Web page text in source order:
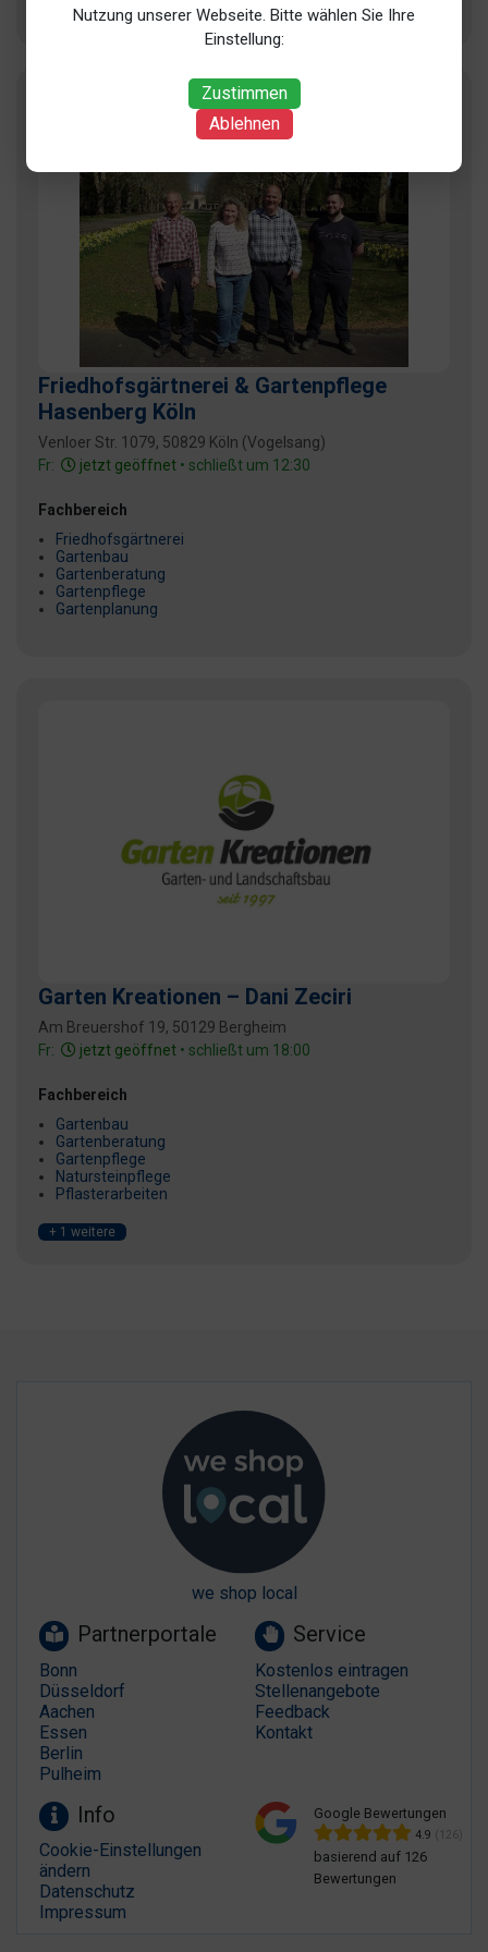
Nutzung unserer Webseite. Bitte wählen Sie Ihre
Einstellung:
Zustimmen
Ablehnen
+ 18 weitere
Friedhofsgärtnerei & Gartenpflege
Hasenberg Köln
Venloer Str. 1079, 50829 Köln (Vogelsang)
Fr:
jetzt geöffnet • schließt um 12:30
Fachbereich
Friedhofsgärtnerei
Gartenbau
Gartenberatung
Gartenpflege
Gartenplanung
Garten Kreationen – Dani Zeciri
Am Breuershof 19, 50129 Bergheim
Fr:
jetzt geöffnet • schließt um 18:00
Fachbereich
Gartenbau
Gartenberatung
Gartenpflege
Natursteinpflege
Pflasterarbeiten
+ 1 weitere
we shop local
Partnerportale
Bonn
Düsseldorf
Aachen
Essen
Berlin
Pulheim
Service
Kostenlos eintragen
Stellenangebote
Feedback
Kontakt
Info
Cookie-Einstellungen
ändern
Datenschutz
Impressum
Google Bewertungen
4.9 (126)
basierend auf 126
Bewertungen